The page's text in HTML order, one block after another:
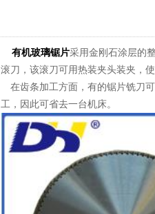
有机玻璃锯片采用金刚石涂层的
滚刀，该滚刀可用热装夹头装夹，
在齿条加工方面，有的锯片铣刀
工，因此可省去一台机床。